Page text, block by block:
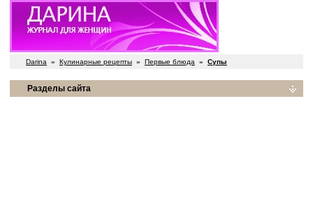
Darina » Кулинарные рецепты » Первые блюда » Супы
Разделы сайта